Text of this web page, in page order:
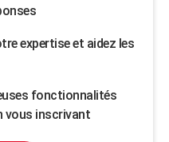
expertise et aidez les
fonctionnalités
vous inscrivant